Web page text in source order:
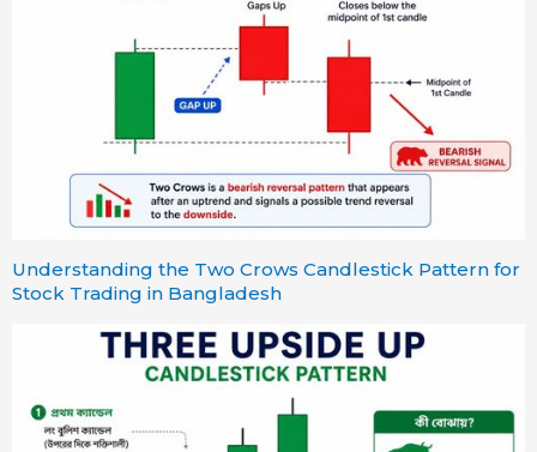
Understanding the Two Crows Candlestick Pattern for
Stock Trading in Bangladesh